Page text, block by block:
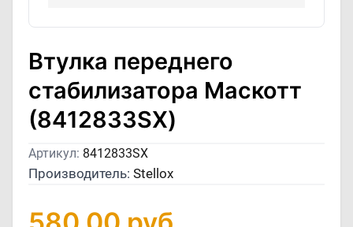
Втулка переднего
стабилизатора Маскотт
(8412833SX)
Артикул: 8412833SX
Производитель: Stellox